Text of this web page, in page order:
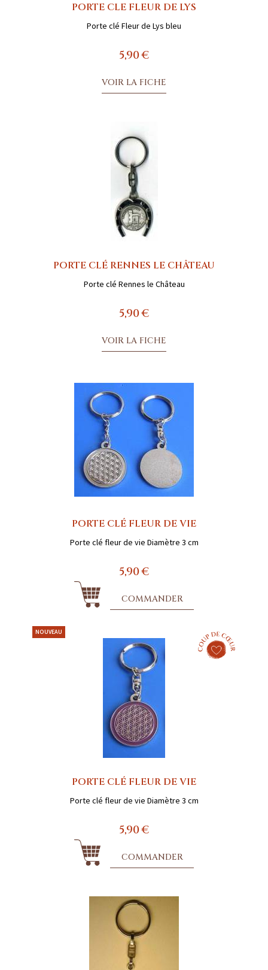
PORTE CLE FLEUR DE LYS
Porte clé Fleur de Lys bleu
5,90 €
VOIR LA FICHE
PORTE CLÉ RENNES LE CHÂTEAU
Porte clé Rennes le Château
5,90 €
VOIR LA FICHE
PORTE CLÉ FLEUR DE VIE
Porte clé fleur de vie Diamètre 3 cm
5,90 €
COMMANDER
NOUVEAU
PORTE CLÉ FLEUR DE VIE
Porte clé fleur de vie Diamètre 3 cm
5,90 €
COMMANDER